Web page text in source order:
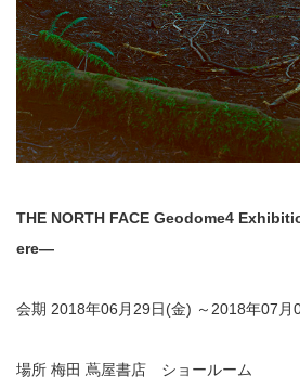
THE NORTH FACE Geodome4
ere―
会期 2018年06 月 29日(金) ～ 2018年07 月
場所 梅田 蔦屋書店 ショールーム